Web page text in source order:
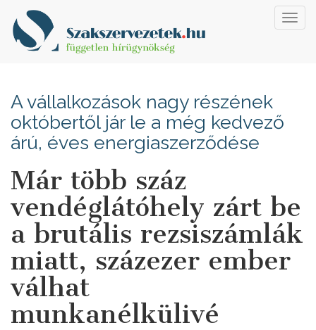
A vállalkozások nagy részének
októbertől jár le a még kedvező
árú, éves energiaszerződése
Már több száz
vendéglátóhely zárt be
a brutális rezsiszámlák
miatt, százezer ember
válhat
munkanélkülivé